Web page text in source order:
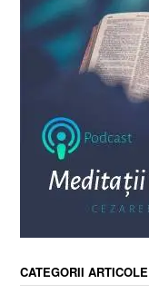
CATEGORII ARTICOLE